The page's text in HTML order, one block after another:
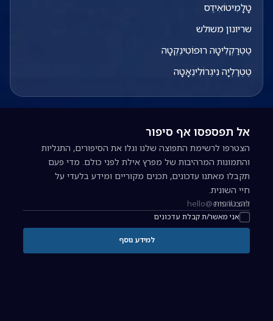
טָלָמִיטוֹאִידֶס
שריונון משולש
טֶטְרַקְלִיטָה רוּפוֹטִינְקְטָה
טֶטְרַלְיָה נִיגְרוֹלִינֵאָטָה
אל תפספסו אף סיפור
הצטרפו לרשימת התפוצה שלנו וגלו את הסיפורים, התגליות
והתמונות המרהיבות של מפרץ אילת לפני כולם. מדי פעם
תקבלו מאתנו עדכונים, תכנים מקוריים ומידע בלעדי על
חיי השונית.
כתובת אימייל להרשמה לניוזלטר
אני מאשר/ת קבלת עדכונים
להצטרפות
למידע נוסף